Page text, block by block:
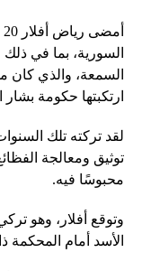
السورية، بما في
السمعة، والذي كان
ارتكبتها حكومة بشار
لقد تركته تلك
توثيق ومعالجة
محبوسًا فيه.
وتوقع أفلار، وهو
الأسد أمام المحكمة